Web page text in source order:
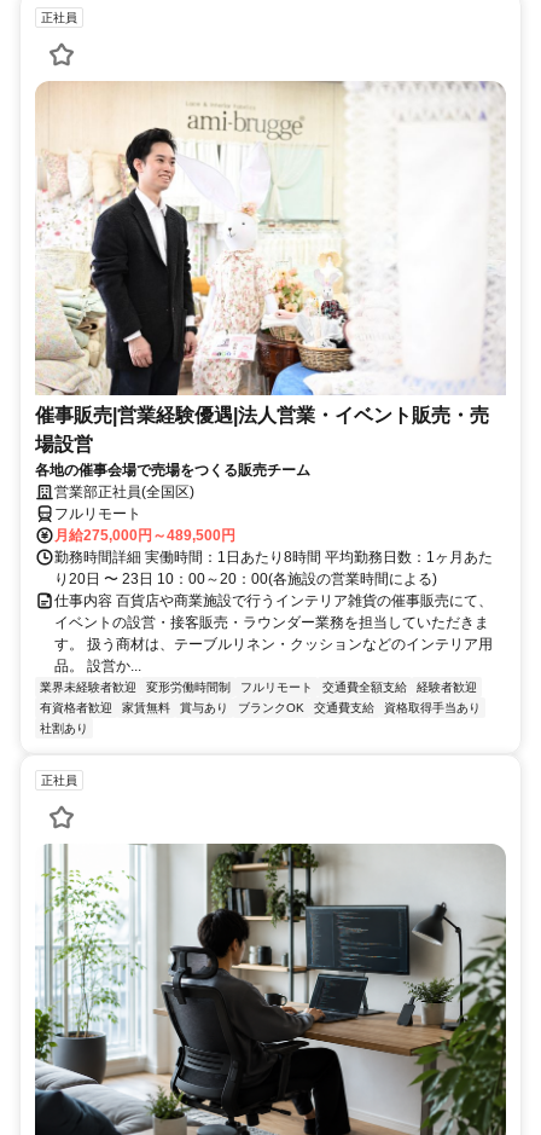
正社員
催事販売|営業経験優遇|法人営業・イベント販売・売
場設営
各地の催事会場で売場をつくる販売チーム
営業部正社員(全国区)
フルリモート
月給275,000円～489,500円
勤務時間詳細 実働時間：1日あたり8時間 平均勤務日数：1ヶ月あた
り20日 〜 23日 10：00～20：00(各施設の営業時間による)
仕事内容 百貨店や商業施設で行うインテリア雑貨の催事販売にて、
イベントの設営・接客販売・ラウンダー業務を担当していただきま
す。 扱う商材は、テーブルリネン・クッションなどのインテリア用
品。 設営か...
業界未経験者歓迎 変形労働時間制 フルリモート 交通費全額支給
経験者歓迎
有資格者歓迎
家賃無料 賞与あり ブランクOK 交通費支給
資格取得手当あり
社割あり
正社員